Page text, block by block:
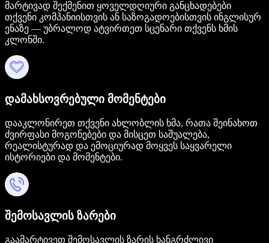
მარტივად შექმენით ყოველდღიური განცხადებები
თქვენი კომპანიისთვის ან საზოგადოებისთვის ინგლისურ
ენაზე — უბრალოდ ატვირთეთ სცენარი თქვენს ხმის
კლონში.
დამახსოვრებული მომენტები
დააკლონირეთ თქვენი ახლობლის ხმა, რათა შეინახოთ
ძვირფასი მოგონებები და მისცეთ საშუალება,
რეალისტურად და ემოციურად მოყვეს საყვარელი
ისტორიები და მომენტები.
შემოსავლის ზარები
გაამარტივეთ შემოსავლის ზარის ხანგრძლივი